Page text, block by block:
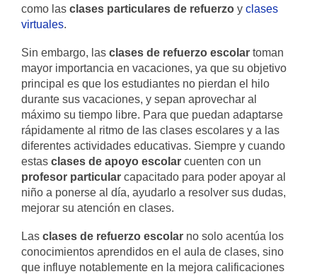
como las clases particulares de refuerzo y clases
virtuales.
Sin embargo, las clases de refuerzo escolar toman
mayor importancia en vacaciones, ya que su objetivo
principal es que los estudiantes no pierdan el hilo
durante sus vacaciones, y sepan aprovechar al
máximo su tiempo libre. Para que puedan adaptarse
rápidamente al ritmo de las clases escolares y a las
diferentes actividades educativas. Siempre y cuando
estas clases de apoyo escolar cuenten con un
profesor particular capacitado para poder apoyar al
niño a ponerse al día, ayudarlo a resolver sus dudas,
mejorar su atención en clases.
Las clases de refuerzo escolar no solo acentúa los
conocimientos aprendidos en el aula de clases, sino
que influye notablemente en la mejora calificaciones